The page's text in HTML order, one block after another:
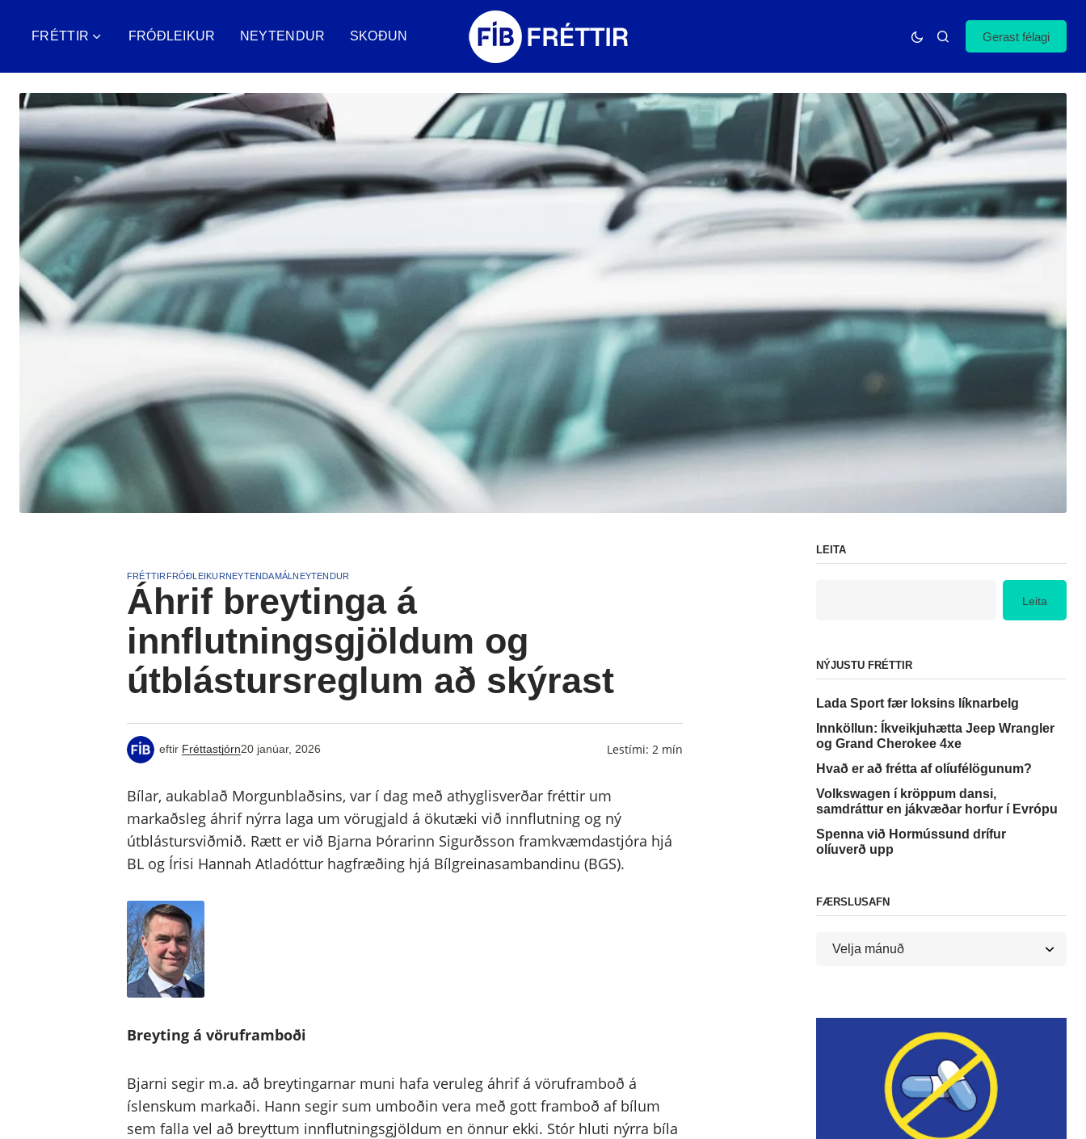
FRÉTTIR FRÓÐLEIKUR NEYTENDUR SKOÐUN Gerast félagi
FRÉTTIR FRÓÐLEIKURNEYTENDAMÁL NEYTENDUR
Áhrif breytinga á
innflutningsgjöldum og
útblástursreglum að skýrast
eftir Fréttastjórn20 janúar, 2026 Lestími: 2 mín
Bílar, aukablað Morgunblaðsins, var í dag með athyglisverðar fréttir um
markaðsleg áhrif nýrra laga um vörugjald á ökutæki við innflutning og ný
útblástursviðmið. Rætt er við Bjarna Þórarinn Sigurðsson framkvæmdastjóra hjá
BL og Írisi Hannah Atladóttur hagfræðing hjá Bílgreinasambandinu (BGS).
Breyting á vöruframboði
Bjarni segir m.a. að breytingarnar muni hafa veruleg áhrif á vöruframboð á
íslenskum markaði. Hann segir sum umboðin vera með gott framboð af bílum
sem falla vel að breyttum innflutningsgjöldum en önnur ekki. Stór hluti nýrra bíla
LEITA
Leita
NÝJUSTU FRÉTTIR
Lada Sport fær loksins líknarbelg
Innköllun: Íkveikjuhætta Jeep Wrangler
og Grand Cherokee 4xe
Hvað er að frétta af olíufélögunum?
Volkswagen í kröppum dansi,
samdráttur en jákvæðar horfur í Evrópu
Spenna við Hormússund drífur
olíuverð upp
FÆRSLUSAFN